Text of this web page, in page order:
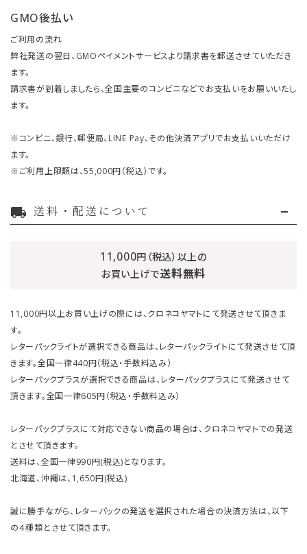
GMO後払い
ご利用の流れ
弊社発送の翌日、GMOペイメントサービスより請求書を郵送させていただき
ます。
請求書が到着しましたら、全国主要のコンビニなどでお支払いをお願いいたし
ます。
※コンビニ、銀行、郵便局、LINE Pay、その他決済アプリでお支払いいただけ
ます。
※ご利用上限額は、55,000円（税込）です。
local_shipping 送料・配送について
11,000円（税込）以上の
お買い上げで送料無料
11,000円以上お買い上げの際には、クロネコヤマトにて発送させて頂きま
す。
レターパックライトが選択できる商品は、レターパックライトにて発送させて頂
きます。全国一律440円（税込・手数料込み）
レターパックプラスが選択できる商品は、レターパックプラスにて発送させて
頂きます。全国一律605円（税込・手数料込み）
レターパックプラスにて対応できない商品の場合は、クロネコヤマトでの発送
とさせて頂きます。
送料は、全国一律990円(税込)となります。
北海道、沖縄は、1,650円(税込)
誠に勝手ながら、レターパックの発送を選択された場合の決済方法は、以下
の４種類とさせて頂きます。